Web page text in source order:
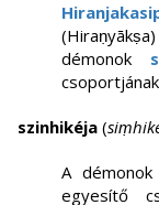
démonok
szinhikéja (
A démonok
egyesítő